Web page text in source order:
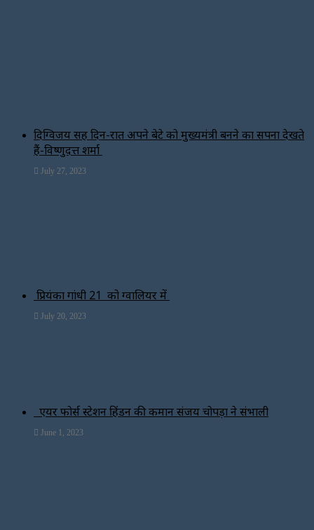
दिग्विजय सिंह दिन-रात अपने बेटे को मुख्यमंत्री बनने का सपना देखते
हैं-विष्णुदत्त शर्मा
July 27, 2023
प्रियंका गांधी 21 को ग्वालियर में
July 20, 2023
एयर फोर्स स्टेशन हिंडन की कमान संजय चोपड़ा ने संभाली
June 1, 2023